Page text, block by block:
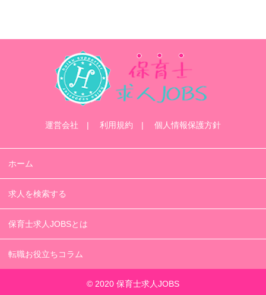
運営会社 利用規約 個人情報保護方針
ホーム
求人を検索する
保育士求人JOBSとは
転職お役立ちコラム
© 2020 保育士求人JOBS